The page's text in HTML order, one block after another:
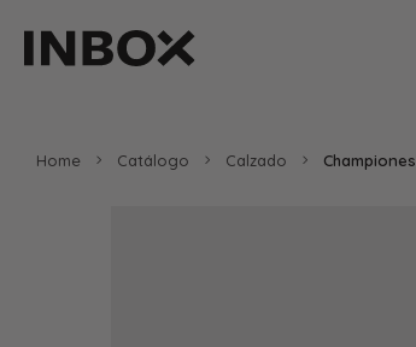
Home Catálogo Calzado Championes